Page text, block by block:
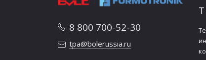
Габаритные размеры
Емкость масляного
8 800 700-52-30
tpa@bolerussia.ru